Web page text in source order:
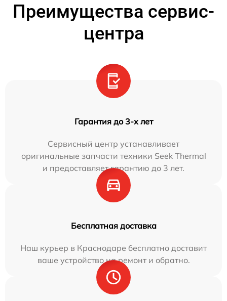
Преимущества сервис-
центра
Гарантия до 3-х лет
Сервисный центр устанавливает
оригинальные запчасти техники Seek Thermal
и предоставляет гарантию до 3 лет.
Бесплатная доставка
Наш курьер в Краснодаре бесплатно доставит
ваше устройство на ремонт и обратно.